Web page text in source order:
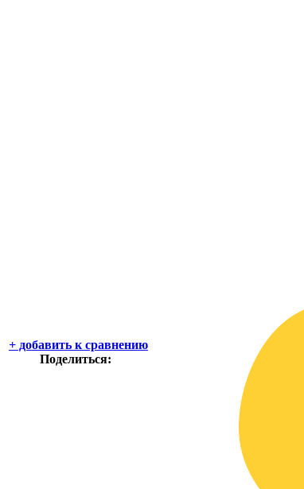
+ добавить к сравнению
Поделиться: